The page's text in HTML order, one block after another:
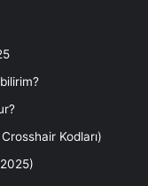
Kodları)